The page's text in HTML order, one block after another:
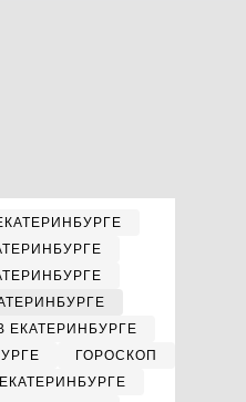
ЕКАТЕРИНБУРГЕ
ГОРОСКОП